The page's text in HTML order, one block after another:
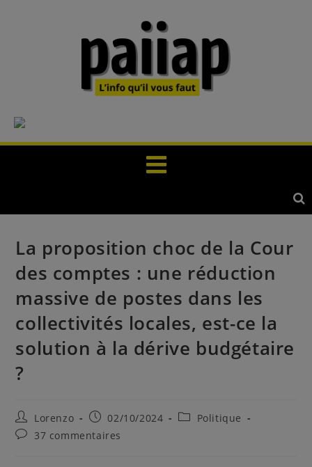
La proposition choc de la Cour
des comptes : une réduction
massive de postes dans les
collectivités locales, est-ce la
solution à la dérive budgétaire
?
Lorenzo 02/10/2024
Politique
37 commentaires